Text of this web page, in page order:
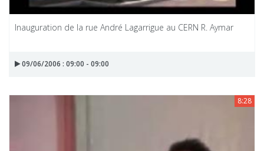
Inauguration de la rue André Lagarrigue au CERN R. Aymar
09/06/2006 : 09:00 - 09:00
8:28